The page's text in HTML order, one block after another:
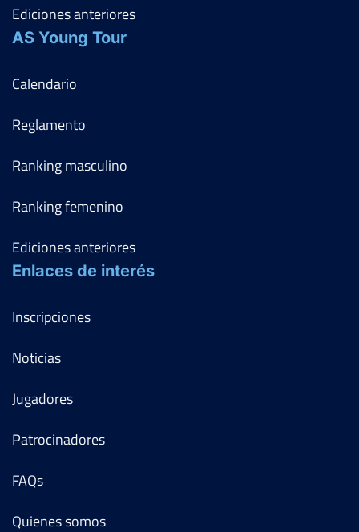
Ediciones anteriores
AS Young Tour
Calendario
Reglamento
Ranking masculino
Ranking femenino
Ediciones anteriores
Enlaces de interés
Inscripciones
Noticias
Jugadores
Patrocinadores
FAQs
Quienes somos